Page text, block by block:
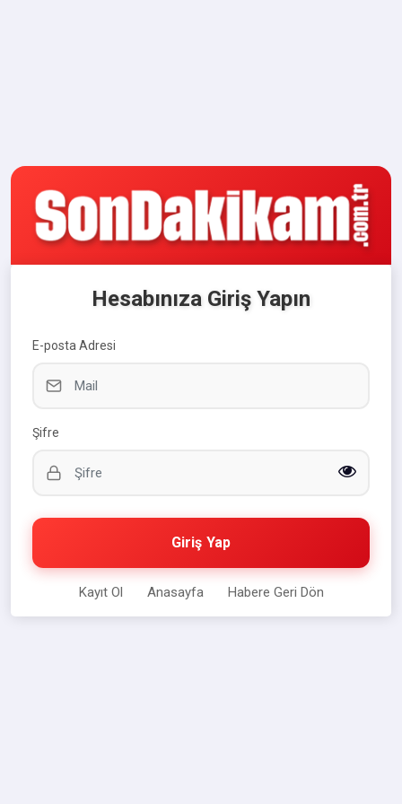
Hesabınıza Giriş Yapın
E-posta Adresi
Şifre
Giriş Yap
Kayıt Ol Anasayfa Habere Geri Dön